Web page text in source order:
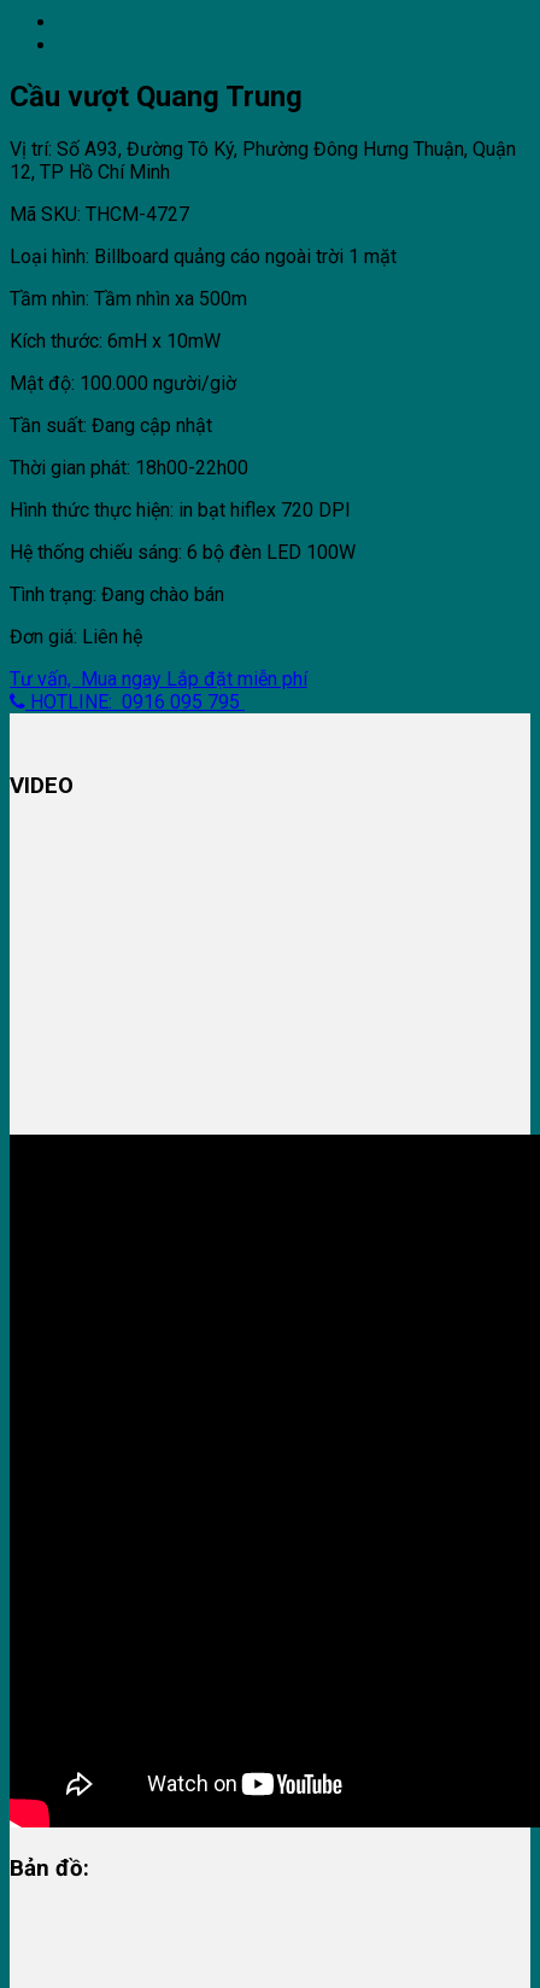
Cầu vượt Quang Trung
Vị trí: Số A93, Đường Tô Ký, Phường Đông Hưng Thuận, Quận
12, TP Hồ Chí Minh
Mã SKU: THCM-4727
Loại hình: Billboard quảng cáo ngoài trời 1 mặt
Tầm nhìn: Tầm nhìn xa 500m
Kích thước: 6mH x 10mW
Mật độ: 100.000 người/giờ
Tần suất: Đang cập nhật
Thời gian phát: 18h00-22h00
Hình thức thực hiện: in bạt hiflex 720 DPI
Hệ thống chiếu sáng: 6 bộ đèn LED 100W
Tình trạng: Đang chào bán
Đơn giá: Liên hệ
Tư vấn, Mua ngay Lắp đặt miễn phí
HOTLINE: 0916 095 795
VIDEO
Bản đồ: